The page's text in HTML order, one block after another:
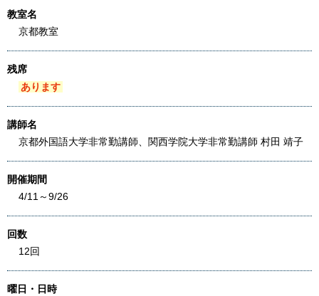
教室名
京都教室
残席
あります
講師名
京都外国語大学非常勤講師、関西学院大学非常勤講師 村田 靖子
開催期間
4/11～9/26
回数
12回
曜日・日時